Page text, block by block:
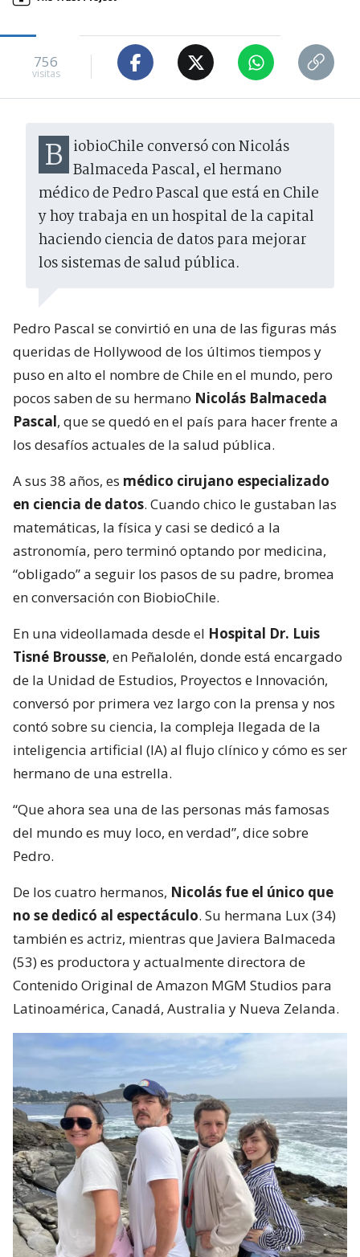
756
visitas
BiobioChile conversó con Nicolás Balmaceda Pascal, el hermano
médico de Pedro Pascal que está en Chile
y hoy trabaja en un hospital de la capital
haciendo ciencia de datos para mejorar
los sistemas de salud pública.
Pedro Pascal se convirtió en una de las figuras más
queridas de Hollywood de los últimos tiempos y
puso en alto el nombre de Chile en el mundo, pero
pocos saben de su hermano Nicolás Balmaceda
Pascal, que se quedó en el país para hacer frente a
los desafíos actuales de la salud pública.
A sus 38 años, es médico cirujano especializado
en ciencia de datos. Cuando chico le gustaban las
matemáticas, la física y casi se dedicó a la
astronomía, pero terminó optando por medicina,
“obligado” a seguir los pasos de su padre, bromea
en conversación con BiobioChile.
En una videollamada desde el Hospital Dr. Luis
Tisné Brousse, en Peñalolén, donde está encargado
de la Unidad de Estudios, Proyectos e Innovación,
conversó por primera vez largo con la prensa y nos
contó sobre su ciencia, la compleja llegada de la
inteligencia artificial (IA) al flujo clínico y cómo es ser
hermano de una estrella.
“Que ahora sea una de las personas más famosas
del mundo es muy loco, en verdad”, dice sobre
Pedro.
De los cuatro hermanos, Nicolás fue el único que
no se dedicó al espectáculo. Su hermana Lux (34)
también es actriz, mientras que Javiera Balmaceda
(53) es productora y actualmente directora de
Contenido Original de Amazon MGM Studios para
Latinoamérica, Canadá, Australia y Nueva Zelanda.